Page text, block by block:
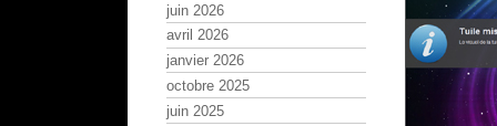
juin 2026
avril 2026
janvier 2026
octobre 2025
juin 2025